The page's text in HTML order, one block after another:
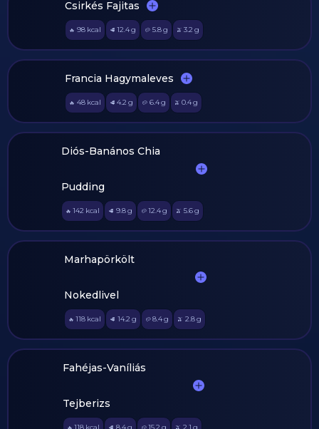
Csirkés Fajitas
🔥 98 kcal 🥩 12.4g 🥔 5.8g 🫒 3.2 g
Francia Hagymaleves
🔥 48 kcal 🥩 4.2 g 🥔 6.4g 🫒 0.4g
Diós-Banános Chia
Pudding
🔥 142 kcal 🥩 9.8g 🥔 12.4g 🫒 5.6g
Marhapörkölt
Nokedlivel
🔥 118 kcal 🥩 14.2 g 🥔 8.4g 🫒 2.8g
Fahéjas-Vaníliás
Tejberizs
🔥 🥩 🥔 🫒